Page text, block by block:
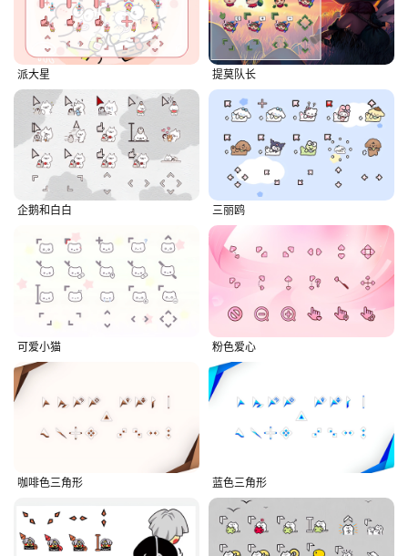
派大星 提莫队长
企鹅和白白 三丽鸥
可爱小猫 粉色爱心
咖啡色三角形 蓝色三角形